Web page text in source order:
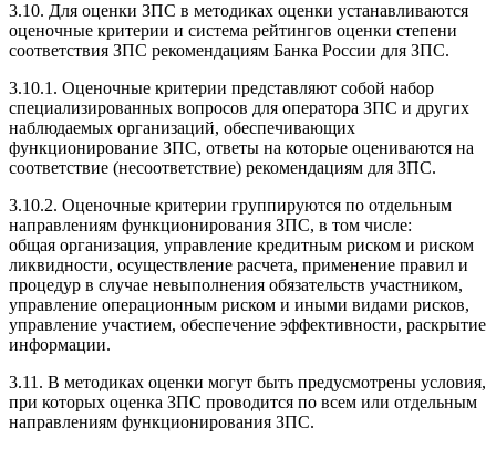
3.10. Для оценки ЗПС в методиках оценки устанавливаются
оценочные критерии и система рейтингов оценки степени
соответствия ЗПС рекомендациям Банка России для ЗПС.
3.10.1. Оценочные критерии представляют собой набор
специализированных вопросов для оператора ЗПС и других
наблюдаемых организаций, обеспечивающих
функционирование ЗПС, ответы на которые оцениваются на
соответствие (несоответствие) рекомендациям для ЗПС.
3.10.2. Оценочные критерии группируются по отдельным
направлениям функционирования ЗПС, в том числе:
общая организация, управление кредитным риском и риском
ликвидности, осуществление расчета, применение правил и
процедур в случае невыполнения обязательств участником,
управление операционным риском и иными видами рисков,
управление участием, обеспечение эффективности, раскрытие
информации.
3.11. В методиках оценки могут быть предусмотрены условия,
при которых оценка ЗПС проводится по всем или отдельным
направлениям функционирования ЗПС.